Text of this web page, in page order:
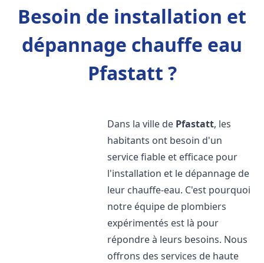
Besoin de installation et
dépannage chauffe eau
Pfastatt ?
Dans la ville de Pfastatt, les
habitants ont besoin d'un
service fiable et efficace pour
l'installation et le dépannage de
leur chauffe-eau. C'est pourquoi
notre équipe de plombiers
expérimentés est là pour
répondre à leurs besoins. Nous
offrons des services de haute